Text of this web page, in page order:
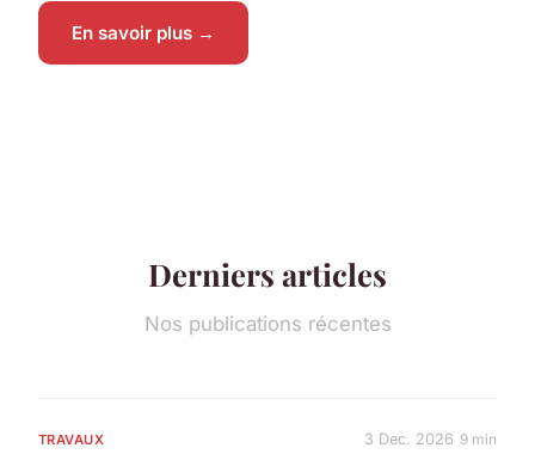
En savoir plus →
Derniers articles
Nos publications récentes
TRAVAUX 3 Dec. 2026 9 min